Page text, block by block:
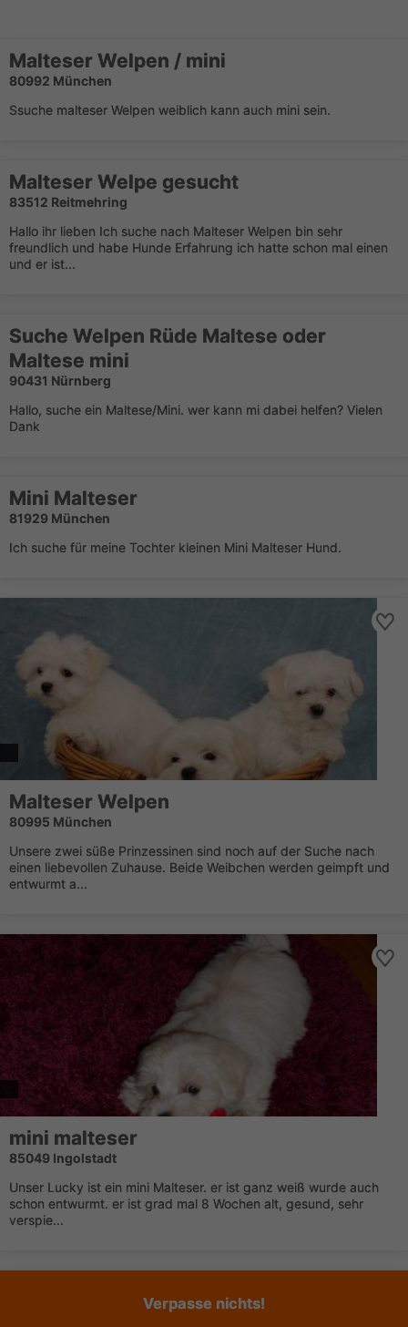
Malteser Welpen / mini
80992 München
Ssuche malteser Welpen weiblich kann auch mini sein.
Malteser Welpe gesucht
83512 Reitmehring
Hallo ihr lieben Ich suche nach Malteser Welpen bin sehr
freundlich und habe Hunde Erfahrung ich hatte schon mal einen
und er ist...
Suche Welpen Rüde Maltese oder
Maltese mini
90431 Nürnberg
Hallo, suche ein Maltese/Mini. wer kann mi dabei helfen? Vielen
Dank
Mini Malteser
81929 München
Ich suche für meine Tochter kleinen Mini Malteser Hund.
Malteser Welpen
80995 München
Unsere zwei süße Prinzessinen sind noch auf der Suche nach
einen liebevollen Zuhause. Beide Weibchen werden geimpft und
entwurmt a...
mini malteser
85049 Ingolstadt
Unser Lucky ist ein mini Malteser. er ist ganz weiß wurde auch
schon entwurmt. er ist grad mal 8 Wochen alt, gesund, sehr
verspie...
Verpasse nichts!